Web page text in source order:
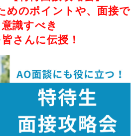
めのポイントや、面接で
意識すべき
さんに伝授！